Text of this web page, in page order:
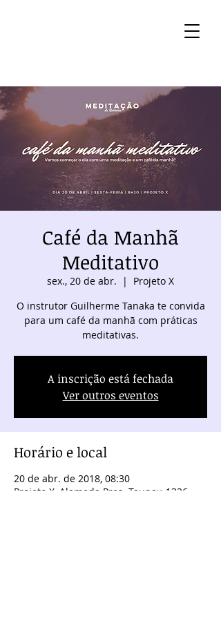
Café da Manhã
Meditativo
sex., 20 de abr.
  |
Projeto X
O instrutor Guilherme Tanaka te convida
para um café da manhã com práticas
meditativas.
A inscrição está fechada
Ver outros eventos
Horário e local
20 de abr. de 2018, 08:30
Projeto X, Alameda Pres. Taunay, 1326 -